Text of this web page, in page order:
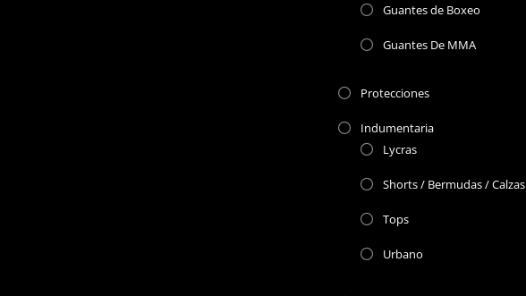
Guantes de Boxeo
Guantes De MMA
Protecciones
Indumentaria
Lycras
Shorts / Bermudas / Calzas
Tops
Urbano